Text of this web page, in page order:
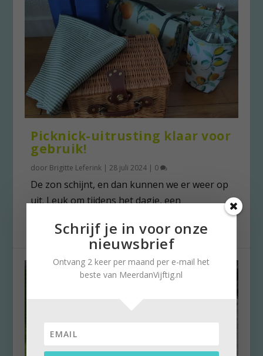
Picknick-uitrusting klaar voor
gebruik!
door Brigitte Leferink |28 juli 2024 | 0
De zon schijnt, en dan kunnen we er weer op
uit. Leuk om tijdens het dagje, een
Schrijf je in voor onze
nieuwsbrief
Ontvang 2 keer per maand per e-mail het
beste van MeerdanVijftig.nl